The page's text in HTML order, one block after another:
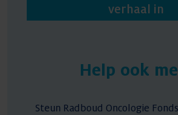
verhaal in
Help ook
Steun Radboud Oncologie